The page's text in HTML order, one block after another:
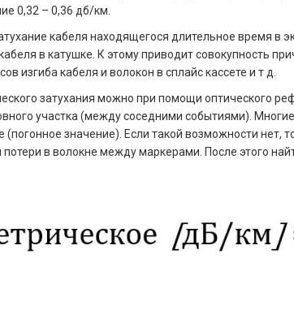
0,32 – 0,36 дб/км.
кабеля находящегося длительное время в
в катушке. К этому приводит совокупность
изгиба кабеля и волокон в сплайс кассете и т д.
затухания можно при помощи оптического
участка (между соседними событиями).
значение). Если такой возможности нет,
в волокне между маркерами. После этого